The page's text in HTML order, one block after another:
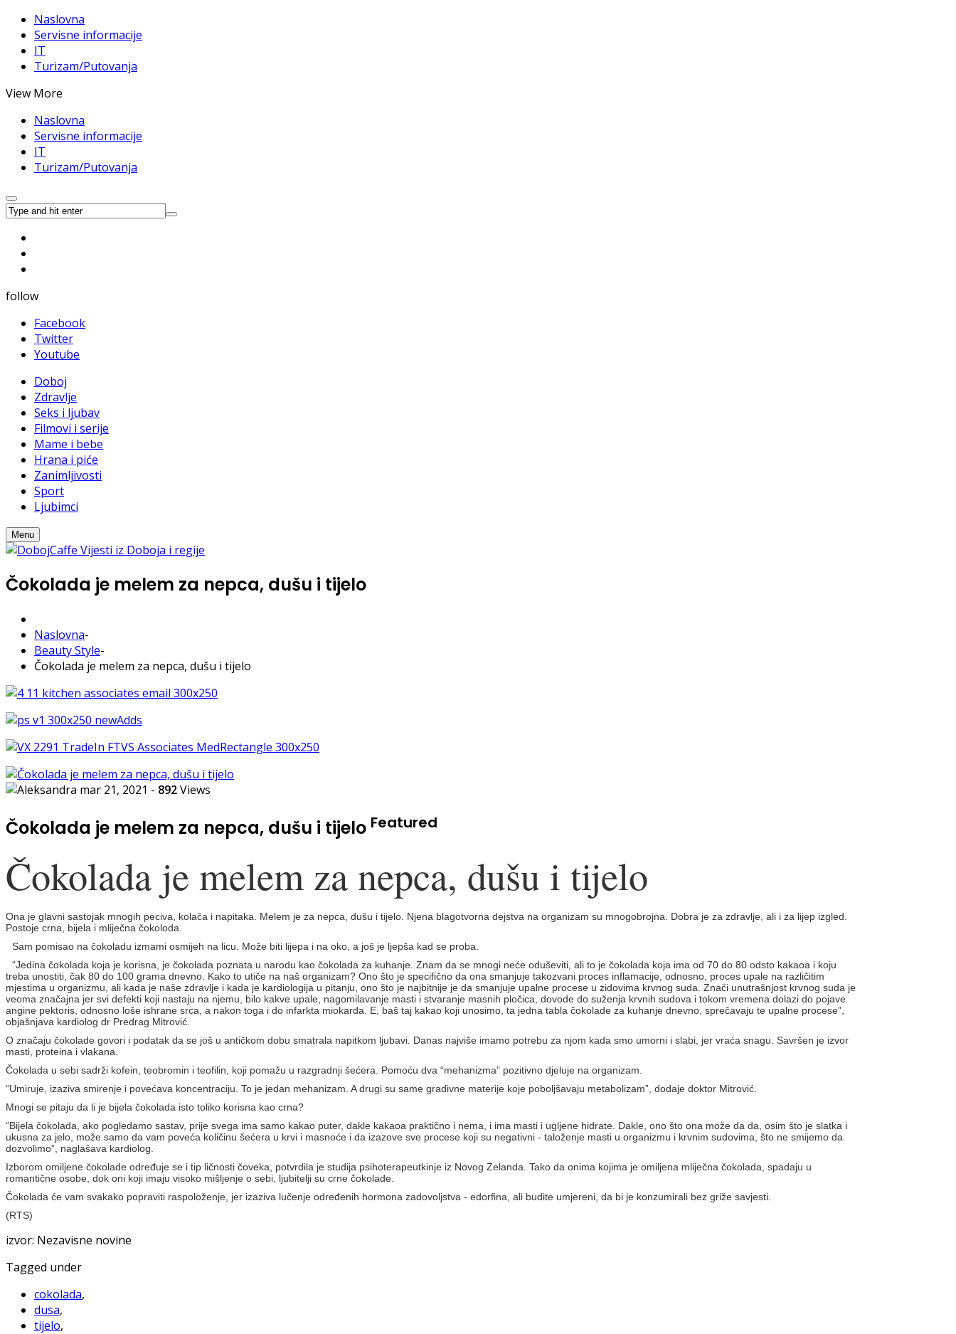
Naslovna
Servisne informacije
IT
Turizam/Putovanja
View More
Naslovna
Servisne informacije
IT
Turizam/Putovanja
follow
Facebook
Twitter
Youtube
Doboj
Zdravlje
Seks i ljubav
Filmovi i serije
Mame i bebe
Hrana i piće
Zanimljivosti
Sport
Ljubimci
Menu
Čokolada je melem za nepca, dušu i tijelo
Naslovna-
Beauty Style-
Čokolada je melem za nepca, dušu i tijelo
mar 21, 2021 - 892Views
Čokolada je melem za nepca, dušu i tijelo Featured
Čokolada je melem za nepca, dušu i tijelo
Ona je glavni sastojak mnogih peciva, kolača i napitaka. Melem je za nepca, dušu i tijelo. Njena blagotvorna dejstva na organizam su mnogobrojna. Dobra je za zdravlje, ali i za lijep izgled.
Postoje crna, bijela i mliječna čokoloda.
Sam pomisao na čokoladu izmami osmijeh na licu. Može biti lijepa i na oko, a još je ljepša kad se proba.
“Jedina čokolada koja je korisna, je čokolada poznata u narodu kao čokolada za kuhanje. Znam da se mnogi neće oduševiti, ali to je čokolada koja ima od 70 do 80 odsto kakaoa i koju
treba unostiti, čak 80 do 100 grama dnevno. Kako to utiče na naš organizam? Ono što je specifično da ona smanjuje takozvani proces inflamacije, odnosno, proces upale na različitim
mjestima u organizmu, ali kada je naše zdravlje i kada je kardiologija u pitanju, ono što je najbitnije je da smanjuje upalne procese u zidovima krvnog suda. Znači unutrašnjost krvnog suda je
veoma značajna jer svi defekti koji nastaju na njemu, bilo kakve upale, nagomilavanje masti i stvaranje masnih pločica, dovode do suženja krvnih sudova i tokom vremena dolazi do pojave
angine pektoris, odnosno loše ishrane srca, a nakon toga i do infarkta miokarda. E, baš taj kakao koji unosimo, ta jedna tabla čokolade za kuhanje dnevno, sprečavaju te upalne procese”,
objašnjava kardiolog dr Predrag Mitrović.
O značaju čokolade govori i podatak da se još u antičkom dobu smatrala napitkom ljubavi. Danas najviše imamo potrebu za njom kada smo umorni i slabi, jer vraća snagu. Savršen je izvor
masti, proteina i vlakana.
Čokolada u sebi sadrži kofein, teobromin i teofilin, koji pomažu u razgradnji šećera. Pomoću dva “mehanizma” pozitivno djeluje na organizam.
“Umiruje, izaziva smirenje i povećava koncentraciju. To je jedan mehanizam. A drugi su same gradivne materije koje poboljšavaju metabolizam”, dodaje doktor Mitrović.
Mnogi se pitaju da li je bijela čokolada isto toliko korisna kao crna?
“Bijela čokolada, ako pogledamo sastav, prije svega ima samo kakao puter, dakle kakaoa praktično i nema, i ima masti i ugljene hidrate. Dakle, ono što ona može da da, osim što je slatka i
ukusna za jelo, može samo da vam poveća količinu šećera u krvi i masnoće i da izazove sve procese koji su negativni - taloženje masti u organizmu i krvnim sudovima, što ne smijemo da
dozvolimo”, naglašava kardiolog.
Izborom omiljene čokolade određuje se i tip ličnosti čoveka, potvrdila je studija psihoterapeutkinje iz Novog Zelanda. Tako da onima kojima je omiljena mliječna čokolada, spadaju u
romantične osobe, dok oni koji imaju visoko mišljenje o sebi, ljubitelji su crne čokolade.
Čokolada će vam svakako popraviti raspoloženje, jer izaziva lučenje određenih hormona zadovoljstva - edorfina, ali budite umjereni, da bi je konzumirali bez griže savjesti.
(RTS)
izvor: Nezavisne novine
Tagged under
cokolada,
dusa,
tijelo,